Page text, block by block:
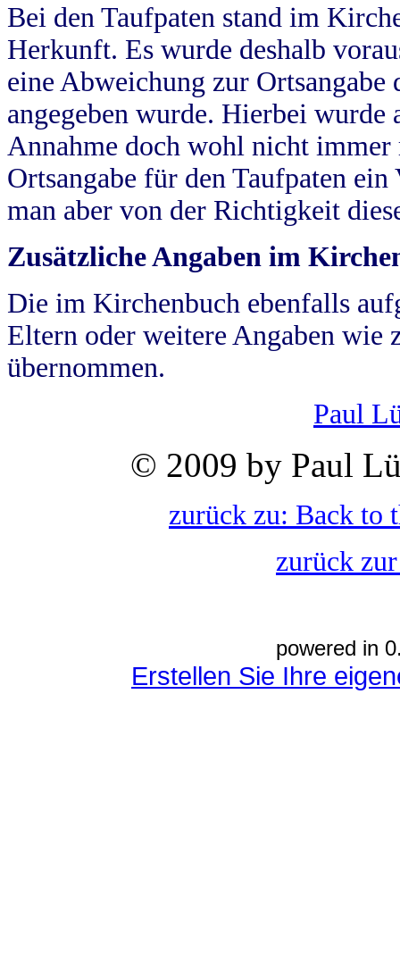
Bei den Taufpaten stand im
Herkunft. Es wurde deshalb
eine Abweichung zur
angegeben wurde. Hierbei wurde
Annahme doch wohl nicht
Ortsangabe für den Taufpaten
man aber von der Richtigkeit
Zusätzliche Angaben im
Die im Kirchenbuch ebenfalls
Eltern oder weitere Angaben wie
übernommen.
Paul
© 2009 by Paul
zurück zu: Back to
zurück
powered in
Erstellen Sie Ihre